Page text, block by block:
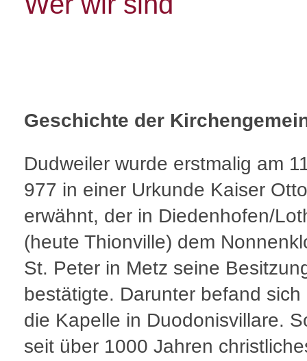
Geschichte der
Dudweiler wurde erstmalig am
977 in einer Urkunde Kaiser
erwähnt, der in Diedenhofen/
(heute Thionville) dem
St. Peter in Metz seine
bestätigte. Darunter befand sich
die Kapelle in Duodonisvillare.
seit über 1000 Jahren